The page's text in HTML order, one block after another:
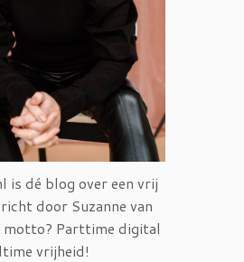
is dé blog over een vrij
door Suzanne van
motto? Parttime digital
vrijheid!